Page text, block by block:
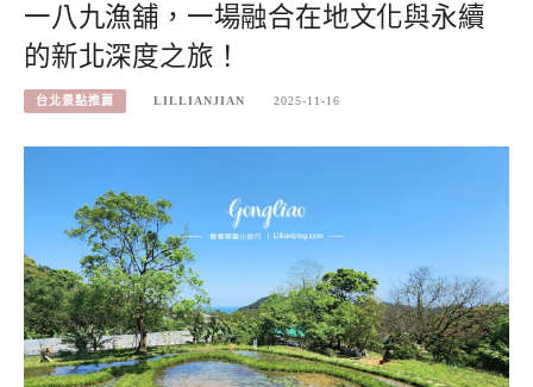
一八九漁舖，一場融合在地文化與永續
的新北深度之旅！
台北景點推薦 LILLIANJIAN 2025-11-16